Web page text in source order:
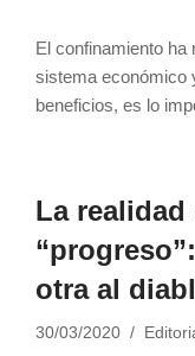
El confinamiento
sistema económico
beneficios, es lo
La
otra al
30/03/2020